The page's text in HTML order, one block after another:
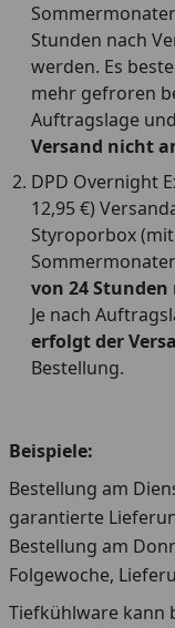
Stunden nach
werden. Es
mehr gefroren
Auftragslage
Versand nicht
DPD Overnight
12,95 €)
Styroporbox
von 24 Stunden
Je nach
erfolgt der
Bestellung.
Beispiele:
Bestellung am
garantierte
Bestellung am
Folgewoche,
Tiefkühlware kann